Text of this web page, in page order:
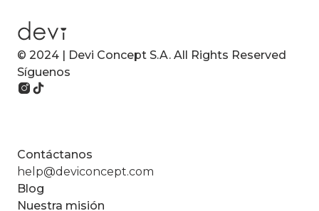
© 2024 | Devi Concept S.A. All Rights Reserved
Síguenos
Contáctanos
help@deviconcept.com
Blog
Nuestra misión